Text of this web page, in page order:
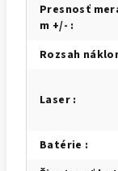
Presnosť
m +/- :
Rozsah
Laser :
Batérie :